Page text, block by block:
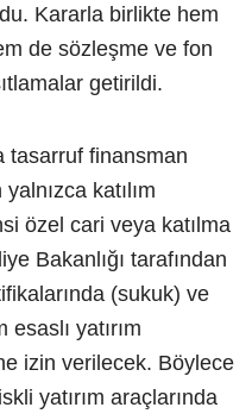
Kararla birlikte hem
de sözleşme ve fon
getirildi.
tasarruf finansman
katılım
özel cari veya katılma
Bakanlığı tarafından
(sukuk) ve
yatırım
izin verilecek. Böylece
yatırım araçlarında